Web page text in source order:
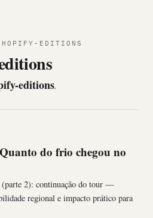
EDITIONS
editions.
do frio chegou no
2): continuação do tour —
regional e impacto prático para